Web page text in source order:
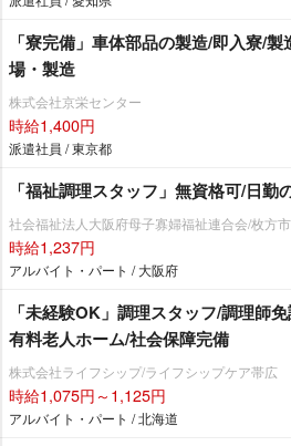
「寮完備」車体部品の製造/即入寮/
場・製造
株式会社京栄センター
時給1,400円
派遣社員 / 東京都
「福祉調理スタッフ」無資格可/日
社会福祉法人大阪府母子寡婦福祉連合会/枚方
時給1,237円
アルバイト・パート / 大阪府
「未経験OK」調理スタッフ/調理師
有料老人ホーム/社会保障完備
株式会社ライフシップ/ライフシップケア帯広
時給1,075円～1,125円
アルバイト・パート / 北海道